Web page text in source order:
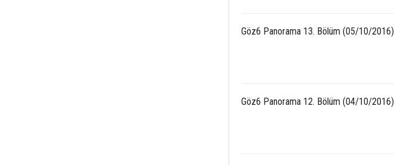
Göz6 Panorama 13. Bölüm (05/10/2016)
Göz6 Panorama 12. Bölüm (04/10/2016)